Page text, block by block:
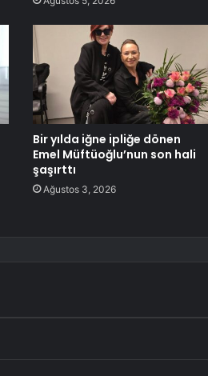
Bir yılda iğne ipliğe dönen
Emel Müftüoğlu’nun son hali
şaşırttı
Ağustos 3, 2026